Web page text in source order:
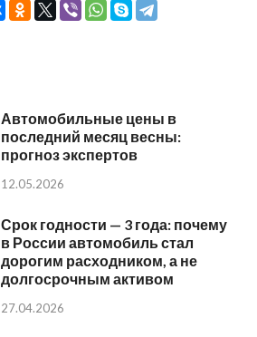
Автомобильные цены в
последний месяц весны:
прогноз экспертов
12.05.2026
Срок годности — 3 года: почему
в России автомобиль стал
дорогим расходником, а не
долгосрочным активом
27.04.2026